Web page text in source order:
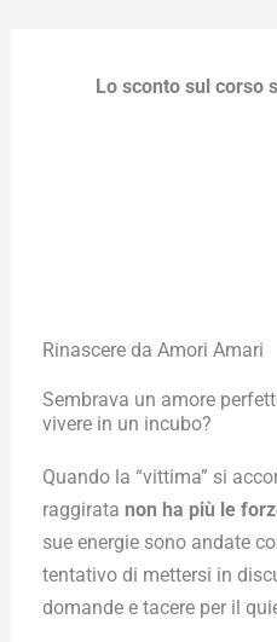
Lo sconto sul corso
Rinascere da Amori Amari
Sembrava un amore
vivere in un incubo?
Quando la “vittima” si
raggirata non ha più le
sue energie sono andate
tentativo di mettersi in
domande e tacere per il